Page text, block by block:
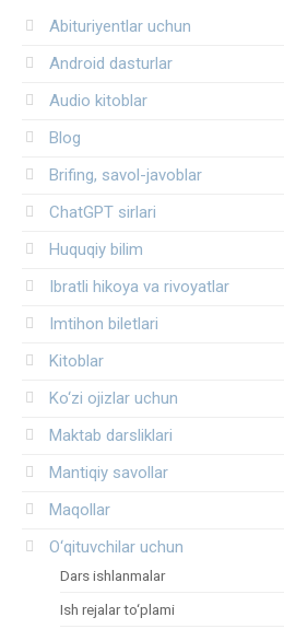
Abituriyentlar uchun
Android dasturlar
Audio kitoblar
Blog
Brifing, savol-javoblar
ChatGPT sirlari
Huquqiy bilim
Ibratli hikoya va rivoyatlar
Imtihon biletlari
Kitoblar
Ko‘zi ojizlar uchun
Maktab darsliklari
Mantiqiy savollar
Maqollar
O‘qituvchilar uchun
Dars ishlanmalar
Ish rejalar to‘plami